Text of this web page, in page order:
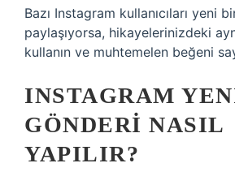
Bazı Instagram kullanıcıları yeni
paylaşıyorsa, hikayelerinizdeki
kullanın ve muhtemelen beğeni
INSTAGRAM
GÖNDERI NASIL
YAPILIR?